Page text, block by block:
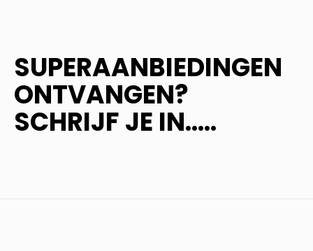
SUPERAANBIEDINGEN
ONTVANGEN?
SCHRIJF JE IN.....